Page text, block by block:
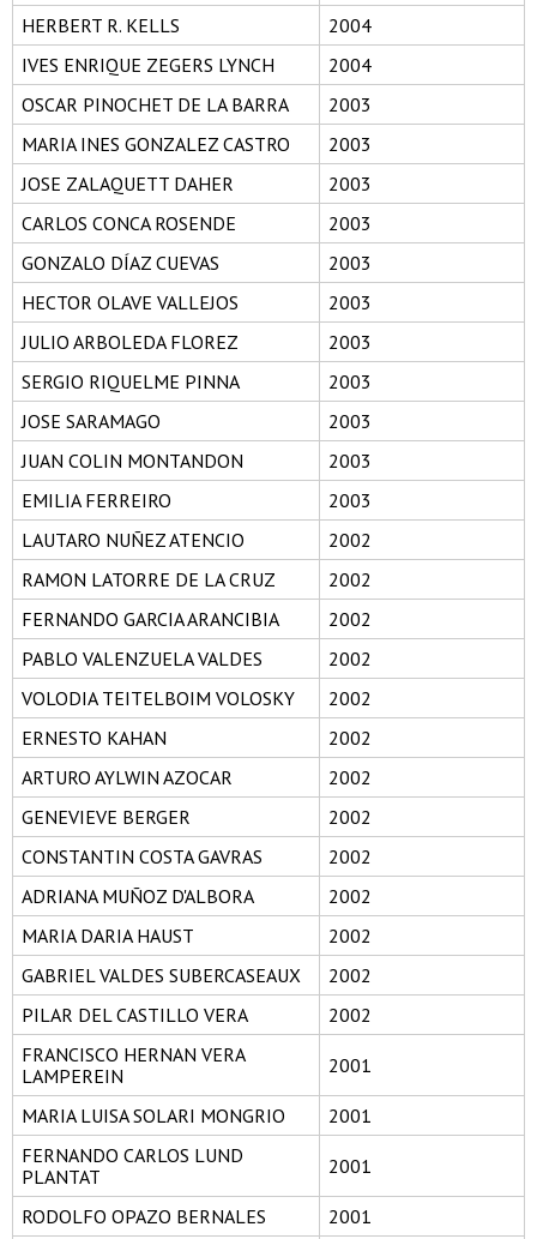
HERBERT R. KELLS
2004
IVES ENRIQUE ZEGERS LYNCH
2004
OSCAR PINOCHET DE LA BARRA
2003
MARIA INES GONZALEZ CASTRO
2003
JOSE ZALAQUETT DAHER
2003
CARLOS CONCA ROSENDE
2003
GONZALO DÍAZ CUEVAS
2003
HECTOR OLAVE VALLEJOS
2003
JULIO ARBOLEDA FLOREZ
2003
SERGIO RIQUELME PINNA
2003
JOSE SARAMAGO
2003
JUAN COLIN MONTANDON
2003
EMILIA FERREIRO
2003
LAUTARO NUÑEZ ATENCIO
2002
RAMON LATORRE DE LA CRUZ
2002
FERNANDO GARCIA ARANCIBIA
2002
PABLO VALENZUELA VALDES
2002
VOLODIA TEITELBOIM VOLOSKY
2002
ERNESTO KAHAN
2002
ARTURO AYLWIN AZOCAR
2002
GENEVIEVE BERGER
2002
CONSTANTIN COSTA GAVRAS
2002
ADRIANA MUÑOZ D'ALBORA
2002
MARIA DARIA HAUST
2002
GABRIEL VALDES SUBERCASEAUX
2002
PILAR DEL CASTILLO VERA
2002
FRANCISCO HERNAN VERA
LAMPEREIN
2001
MARIA LUISA SOLARI MONGRIO
2001
FERNANDO CARLOS LUND
PLANTAT
2001
RODOLFO OPAZO BERNALES
2001